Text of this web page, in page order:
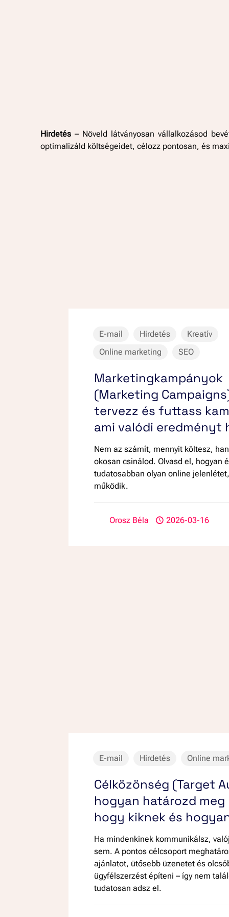
Hirdetés – Növeld látványosan vállalkozásod
optimalizáld költségeidet, célozz pontosan, és
E-mail Hirdetés
Kreatív
Online marketing
SEO
Marketingkampányok
(Marketing
tervezz és futtass
ami valódi eredményt
Nem az számít, mennyit költesz,
okosan csinálod. Olvasd el, hogyan
tudatosabban olyan online
működik.
Orosz Béla 2026-03-16
E-mail Hirdetés Online
Célközönség (Target
hogyan határozd
hogy kiknek és
Ha mindenkinek kommunikálsz,
sem. A pontos célcsoport
ajánlatot, ütősebb üzenetet és
ügyfélszerzést építeni – így nem
tudatosan adsz el.